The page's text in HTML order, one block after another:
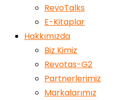
RevoTalks
E-Kitaplar
Hakkımızda
Biz Kimiz
Revotas-G2
Partnerlerimiz
Markalarımız